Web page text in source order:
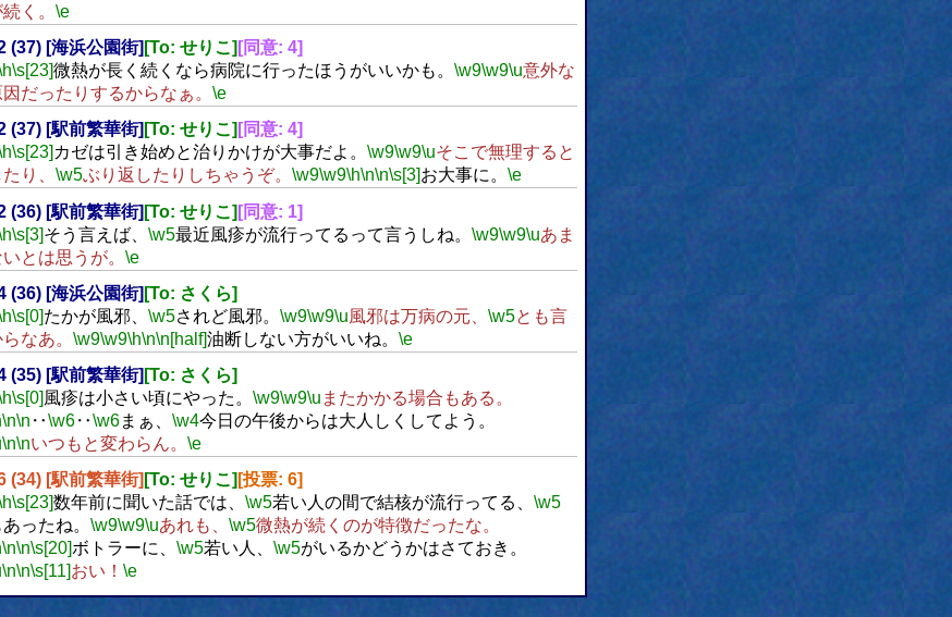
く。 \e
(37) [海浜公園街] [To: せりこ] [同意: 4]
\s[23]微熱が長く続くなら病院に行ったほうがいいかも。 \w9\w9\u意外な
だったりするからなぁ。 \e
(37) [駅前繁華街] [To: せりこ] [同意: 4]
\s[23] カゼは引き始めと治りかけが大事だよ。 \w9\w9\uそこで無理すると
り、 \w5ぶり返したりしちゃうぞ。 \w9\w9\h\n\n\s[3]お大事に。 \e
(36) [駅前繁華街] [To: せりこ] [同意: 1]
\s[3]そう言えば、 \w5最近風疹が流行ってるって言うしね。 \w9\w9\uあま
とは思うが。 \e
(36) [海浜公園街] [To: さくら]
\s[0]たかが風邪、 \w5されど風邪。 \w9\w9\u風邪は万病の元、 \w5とも言
なあ。 \w9\w9\h\n\n[half]油断しない方がいいね。 \e
(35) [駅前繁華街] [To: さくら]
\s[0] 風疹は小さい頃にやった。 \w9\w9\u またかかる場合もある。
\n\n ‥\w6‥\w6まぁ、 \w4今日の午後からは大人しくしてよう。
\n\nいつもと変わらん。 \e
(34) [駅前繁華街] [To: せりこ] [投票: 6]
\s[23]数年前に聞いた話では、 \w5若い人の間で結核が流行ってる、 \w5
ったね。 \w9\w9\uあれも、 \w5微熱が続くのが特徴だったな。
\n\n\s[20]ボトラーに、 \w5若い人、 \w5がいるかどうかはさておき。
\n\n\s[11]おい！ \e